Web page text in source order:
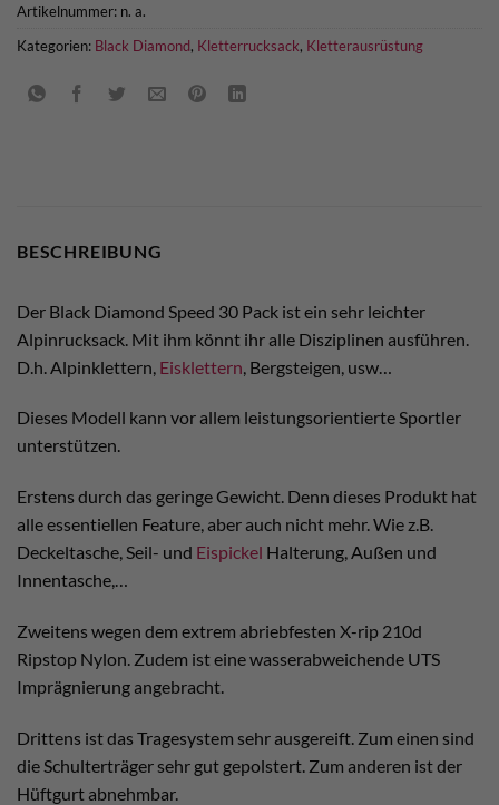
Artikelnummer: n. a.
Kategorien: Black Diamond, Kletterrucksack, Kletterausrüstung
BESCHREIBUNG
Der Black Diamond Speed 30 Pack ist ein sehr leichter
Alpinrucksack. Mit ihm könnt ihr alle Disziplinen ausführen.
D.h. Alpinklettern, Eisklettern , Bergsteigen, usw…
Dieses Modell kann vor allem leistungsorientierte Sportler
unterstützen.
Erstens durch das geringe Gewicht. Denn dieses Produkt hat
alle essentiellen Feature, aber auch nicht mehr. Wie z.B.
Deckeltasche, Seil- und Eispickel Halterung, Außen und
Innentasche,…
Zweitens wegen dem extrem abriebfesten X-rip 210d
Ripstop Nylon. Zudem ist eine wasserabweichende UTS
Imprägnierung angebracht.
Drittens ist das Tragesystem sehr ausgereift. Zum einen sind
die Schulterträger sehr gut gepolstert. Zum anderen ist der
Hüftgurt abnehmbar.